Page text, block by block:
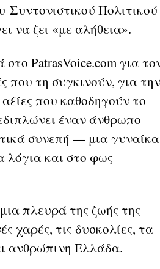
Πολιτικού
να ζει «με αλήθεια».
στο PatrasVoice.com για
που τη συγκινούν, για την
αξίες που καθοδηγούν το
έναν άνθρωπο
συνεπή — μια γυναίκα
λόγια και στο φως
πλευρά της ζωής της
χαρές, τις δυσκολίες, τα
ανθρώπινη Ελλάδα.